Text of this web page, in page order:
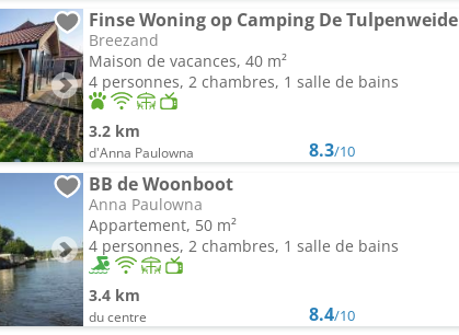
Finse Woning op Camping De Tulpenweide
Breezand
Maison de vacances, 40 m²
4 personnes, 2 chambres, 1 salle de bains
3.2 km
d'Anna Paulowna 8.3/10
BB de Woonboot
Anna Paulowna
Appartement, 50 m²
4 personnes, 2 chambres, 1 salle de bains
3.4 km
du centre 8.4/10